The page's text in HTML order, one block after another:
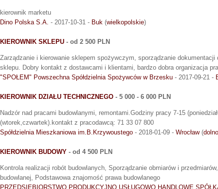
kierownik marketu
Dino Polska S.A. - 2017-10-31 - Buk (wielkopolskie)
KIEROWNIK SKLEPU - od 2 500 PLN
Zarządzanie i kierowanie sklepem spożywczym, sporządzanie
sklepu. Dobry kontakt z dostawcami i klientami, bardzo dobra organizacja
"SPOŁEM" Powszechna Spółdzielnia Spożywców w Brzesku - 2017-09-21 -
KIEROWNIK DZIAŁU TECHNICZNEGO - 5 000 - 6 000 PLN
Nadzór nad pracami budowlanymi, remontami.Godziny pracy 7-15
(wtorek,czwartek).kontakt z pracodawcą: 71 33 07 800
Spółdzielnia Mieszkaniowa im.B.Krzywoustego - 2018-01-09 - Wrocław(
KIEROWNIK BUDOWY - od 4 500 PLN
Kontrola realizacji robót budowlanych, Sporządzanie obmiarów i
budowlanej, Podstawowa znajomość prawa budowlanego
PRZEDSIĘBIORSTWO PRODUKCYJNO USŁUGOWO HANDLOWE